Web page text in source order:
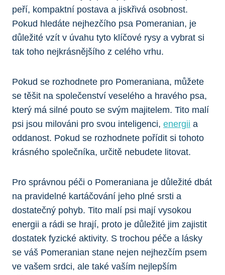
peří, kompaktní postava a jiskřivá osobnost.
Pokud hledáte nejhezčího psa Pomeranian, je
důležité⁢ vzít⁣ v ‍úvahu tyto klíčové rysy a vybrat si ​
tak toho nejkrásnějšího ⁢z celého vrhu.
Pokud se rozhodnete⁤ pro⁢ Pomeraniana, můžete
se těšit na společenství veselého a hravého⁣ psa,
⁤který⁢ má ​silné pouto se svým majitelem. Tito malí
psi jsou milováni ⁢pro svou inteligenci, energii a
oddanost. Pokud se rozhodnete pořídit si tohoto
krásného společníka, určitě nebudete litovat.
Pro správnou péči o Pomeraniana je důležité dbát
‌na pravidelné kartáčování jeho​ plné srsti a
dostatečný pohyb. Tito malí​ psi ⁤mají vysokou
energii a rádi se hrají, proto je důležité jim zajistit
dostatek fyzické​ aktivity. S trochou péče a lásky
se váš Pomeranian stane ⁣nejen ‌nejhezčím psem
ve vašem srdci, ale také vaším nejlepším⁣